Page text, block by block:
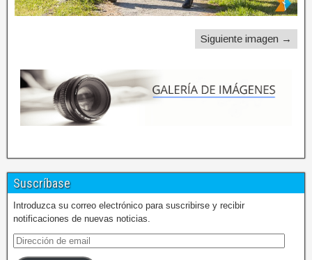
Siguiente imagen →
Suscríbase
Introduzca su correo electrónico para suscribirse y recibir
notificaciones de nuevas noticias.